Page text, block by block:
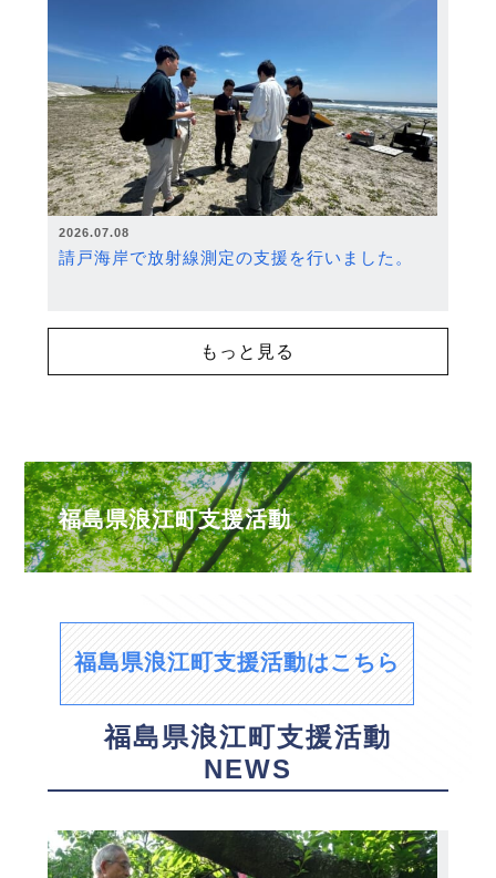
2026.07.08
請戸海岸で放射線測定の支援を行いました。
もっと見る
福島県浪江町支援活動
福島県浪江町支援活動はこちら
福島県浪江町支援活動
NEWS